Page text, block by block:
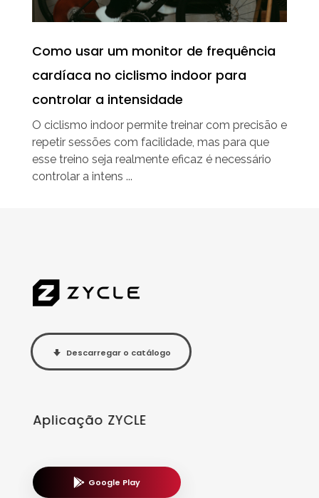
Como usar um monitor de frequência
cardíaca no ciclismo indoor para
controlar a intensidade
O ciclismo indoor permite treinar com precisão e
repetir sessões com facilidade, mas para que
esse treino seja realmente eficaz é necessário
controlar a intens ...
Descarregar o catálogo
Aplicação ZYCLE
Google Play